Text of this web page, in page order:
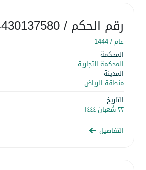
رقم الحكم/ 4430137580
عام /1444
المحكمة
المحكمة التجارية
المدينة
منطقة الرياض
التاريخ
٢٢ شَعبان ١٤٤٤
التفاصيل